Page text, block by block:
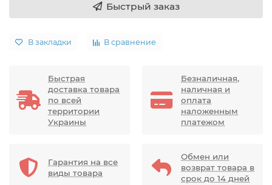
Быстрый заказ
В закладки В сравнение
Быстрая
доставка товара
по всей
территории
Украины
Безналичная,
наличная и
оплата
наложенным
платежом
Гарантия на все
виды товара
Обмен или
возврат товара в
срок до 14 дней